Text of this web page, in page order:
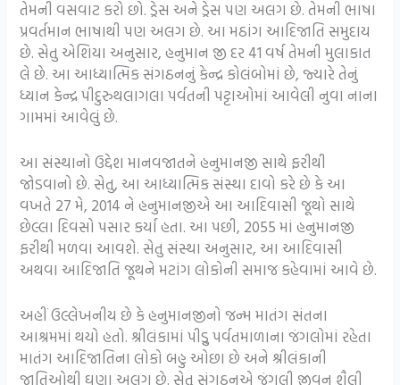
તેમની વસવાટ કરો છો. ડ્રેસ અને ડ્રેસ પણ અલગ છે. તેમની ભાષા
પ્રવર્તમાન ભાષાથી પણ અલગ છે. આ મઠાંગ આદિજાતિ સમુદાય
છે. સેતુ એશિયા અનુસાર, હનુમાન જી દર 41 વર્ષ તેમની મુલાકાત
લે છે. આ આધ્યાત્મિક સંગઠનનું કેન્દ્ર કોલંબોમાં છે, જ્યારે તેનું
ધ્યાન કેન્દ્ર પીદુરુથલાગલા પર્વતની પટ્ટાઓમાં આવેલી નુવા નાના
ગામમાં આવેલું છે.
આ સંસ્થાનો ઉદ્દેશ માનવજાતને હનુમાનજી સાથે ફરીથી
જોડવાનો છે. સેતુ, આ આધ્યાત્મિક સંસ્થા દાવો કરે છે કે આ
વખતે 27 મે, 2014 ને હનુમાનજીએ આ આદિવાસી જૂથો સાથે
છેલ્લા દિવસો પસાર કર્યા હતા. આ પછી, 2055 માં હનુમાનજી
ફરીથી મળવા આવશે. સેતુ સંસ્થા અનુસાર, આ આદિવાસી
અથવા આદિજાતિ જૂથને મટાંગ લોકોની સમાજ કહેવામાં આવે છે.
અહીં ઉલ્લેખનીય છે કે હનુમાનજીનો જન્મ માતંગ સંતના
આશ્રમમાં થયો હતો. શ્રીલંકામાં પીડ્રુ પર્વતમાળાના જંગલોમાં રહેતા
માતંગ આદિજાતિના લોકો બહુ ઓછા છે અને શ્રીલંકાની
જાતિઓથી ઘણા અલગ છે. સેતુ સંગઠનએ જંગલી જીવન શૈલી